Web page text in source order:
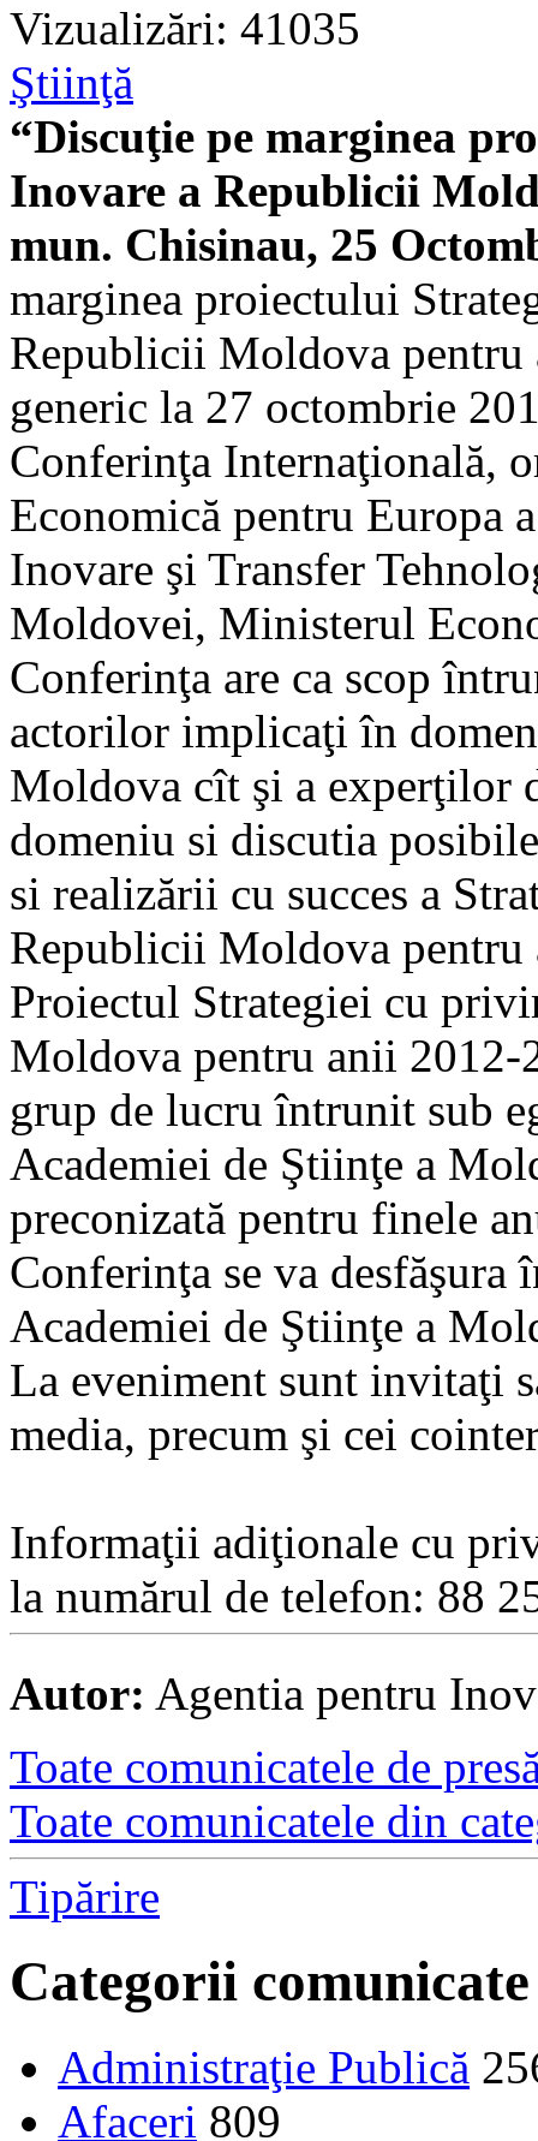
Vizualizări: 41035
Ştiinţă
“Discuţie pe marginea
Inovare a Republicii
mun. Chisinau, 25
marginea proiectului
Republicii Moldova pentru
generic la 27 octombrie
Conferinţa Internaţională,
Economică pentru Europa
Inovare şi Transfer
Moldovei, Ministerul
Conferinţa are ca scop
actorilor implicaţi în
Moldova cît şi a experţilor
domeniu si discutia
si realizării cu succes a
Republicii Moldova pentru
Proiectul Strategiei cu
Moldova pentru anii 2012-
grup de lucru întrunit sub
Academiei de Ştiinţe a
preconizată pentru finele
Conferinţa se va
Academiei de Ştiinţe a
La eveniment sunt invitaţi
media, precum şi cei
Informaţii adiţionale cu
la numărul de telefon: 88
Autor: Agentia pentru
Toate comunicatele de
Toate comunicatele din
Tipărire
Categorii comunicate
Administraţie Publică
Afaceri 809